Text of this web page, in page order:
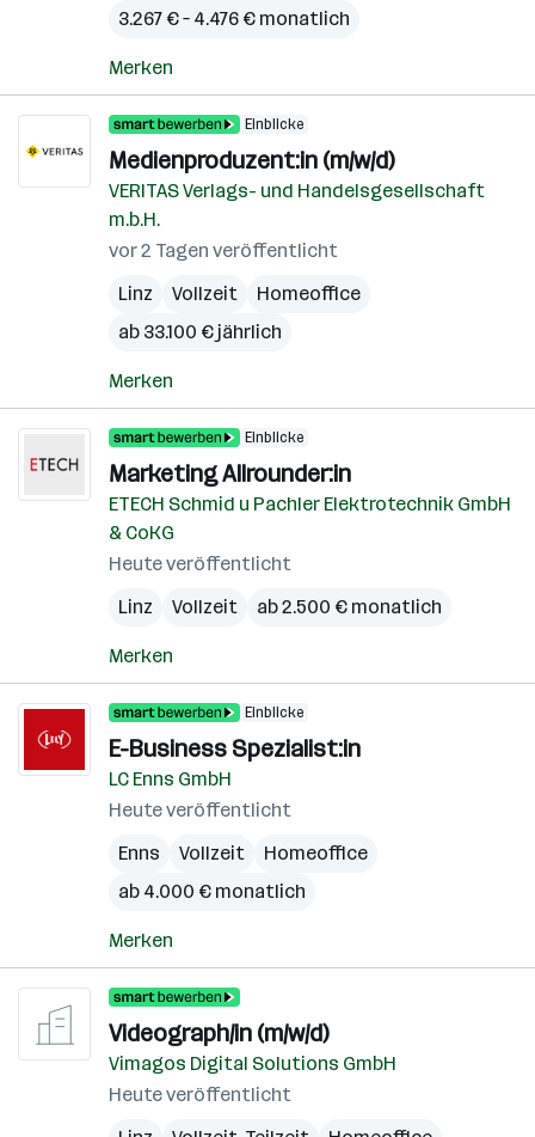
3.267 € – 4.476 € monatlich
Merken
Einblicke
Medienproduzent:in (m/w/d)
VERITAS Verlags- und Handelsgesellschaft
m.b.H.
vor 2 Tagen veröffentlicht
Linz
Vollzeit
Homeoffice
ab 33.100 € jährlich
Merken
Einblicke
Marketing Allrounder:in
ETECH Schmid u Pachler Elektrotechnik GmbH
& CoKG
Heute veröffentlicht
Linz
Vollzeit ab 2.500 € monatlich
Merken
Einblicke
E-Business Spezialist:in
LC Enns GmbH
Heute veröffentlicht
Enns
Vollzeit
Homeoffice
ab 4.000 € monatlich
Merken
Videograph/in (m/w/d)
Vimagos Digital Solutions GmbH
Heute veröffentlicht